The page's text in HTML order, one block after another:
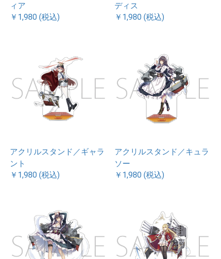
ィア
￥1,980 (税込)
ディス
￥1,980 (税込)
アクリルスタンド／ギャラ
ント
￥1,980 (税込)
アクリルスタンド／キュラ
ソー
￥1,980 (税込)